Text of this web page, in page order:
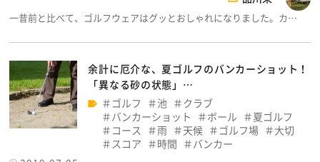
一昔前と比べて、ゴルフウェアはグッとおしゃれになりました。カ…
余計に厄介な、夏ゴルフのバンカーショット！
「異なる砂の状態」…
ゴルフ
池
クラブ
バンカーショット
ボール
夏ゴルフ
コース
雨 天候 ゴルフ場
大切
スコア
時間
バンカー